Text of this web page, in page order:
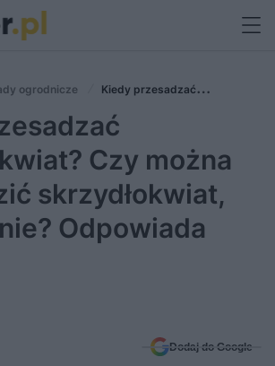
ogrodnicze
Kiedy przesadzać
przesadzić skrzydłokwiat, gdy kwitnie?
Czy można
skrzydłokwiat,
Odpowiada
Dodaj do Google